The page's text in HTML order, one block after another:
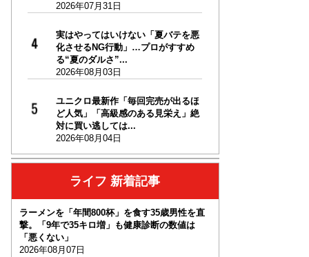
2026年07月31日
実はやってはいけない「夏バテを悪
化させるNG行動」…プロがすすめ
る“夏のダルさ”...
2026年08月03日
ユニクロ最新作「毎回完売が出るほ
ど人気」「高級感のある見栄え」絶
対に買い逃しては...
2026年08月04日
ライフ 新着記事
ラーメンを「年間800杯」を食す35歳男性を直
撃。「9年で35キロ増」も健康診断の数値は
「悪くない」
2026年08月07日